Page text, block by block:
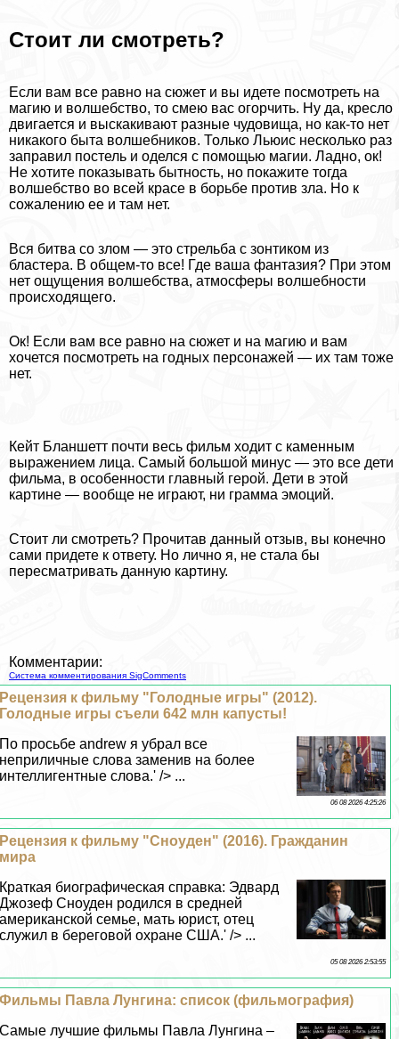
Стоит ли смотреть?
Если вам все равно на сюжет и вы идете посмотреть на
магию и волшебство, то смею вас огорчить. Ну да, кресло
двигается и выскакивают разные чудовища, но как-то нет
никакого быта волшебников. Только Льюис несколько раз
заправил постель и оделся с помощью магии. Ладно, ок!
Не хотите показывать бытность, но покажите тогда
волшебство во всей красе в борьбе против зла. Но к
сожалению ее и там нет.
Вся битва со злом — это стрельба с зонтиком из
бластера. В общем-то все! Где ваша фантазия? При этом
нет ощущения волшебства, атмосферы волшебности
происходящего.
Ок! Если вам все равно на сюжет и на магию и вам
хочется посмотреть на годных персонажей — их там тоже
нет.
Кейт Бланшетт почти весь фильм ходит с каменным
выражением лица. Самый большой минус — это все дети
фильма, в особенности главный герой. Дети в этой
картине — вообще не играют, ни грамма эмоций.
Стоит ли смотреть? Прочитав данный отзыв, вы конечно
сами придете к ответу. Но лично я, не стала бы
пересматривать данную картину.
Комментарии:
Система комментирования SigComments
Рецензия к фильму "Голодные игры" (2012).
Голодные игры съели 642 млн капусты!
По просьбе andrew я убрал все
неприличные слова заменив на более
интеллигентные слова.' /> ...
06 08 2026 4:25:26
Рецензия к фильму "Сноуден" (2016). Гражданин
мира
Краткая биографическая справка: Эдвард
Джозеф Сноуден родился в средней
американской семье, мать юрист, отец
служил в береговой охране США.' /> ...
05 08 2026 2:53:55
Фильмы Павла Лунгина: список (фильмография)
Самые лучшие фильмы Павла Лунгина –